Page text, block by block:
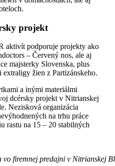
projekt
aktivít podporuje projekty ako
– Červený nos, ale aj
majsterky Slovenska, plus
žien z Partizánskeho.
a inými materiálmi
dcérsky projekt v Nitrianskej
Nezisková organizácia
na trhu práce
rastu na 15 – 20 stabilných
vo firemnej predajni v Nitrianskej